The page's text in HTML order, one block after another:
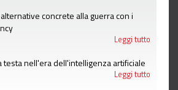
concrete alla guerra con i
Leggi tutto
testa nell'era dell'intelligenza artificiale
Leggi tutto